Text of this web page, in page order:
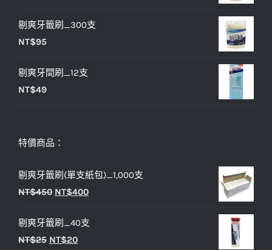
剔爽牙籤刷_300支
NT$95
剔爽牙間刷_12支
NT$49
特價商品：
剔爽牙籤刷(單支紙包)_1,000支
NT$450 原
價
格：
NT$400目
價
剔爽牙籤刷_40支
NT$25 原
NT$20目